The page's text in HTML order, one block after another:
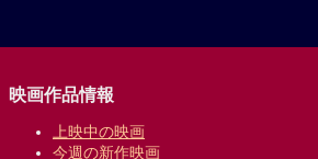
映画作品情報
上映中の映画
今週の新作映画